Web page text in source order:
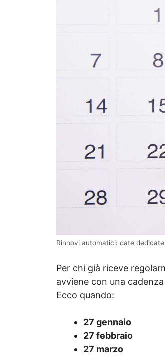
Rinnovi automatici: date
Per chi già riceve
avviene con una
Ecco quando:
27 gennaio
27 febbraio
27 marzo